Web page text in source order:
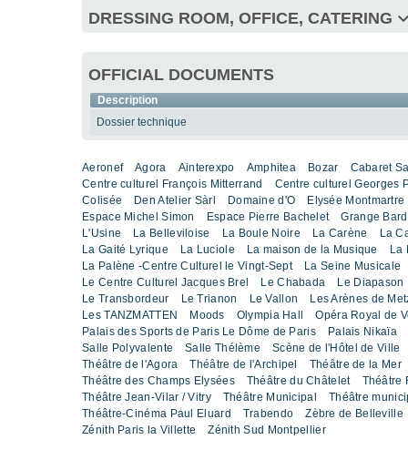
DRESSING ROOM, OFFICE, CATERING
OFFICIAL DOCUMENTS
Description
Dossier technique
Aeronef Agora Ainterexpo Amphitea Bozar
Cabaret
Centre culturel François Mitterrand
Centre culturel Georges
Colisée
Den Atelier Sàrl Domaine d'O
Elysée Montmartre
Espace Michel Simon
Espace Pierre Bachelet
Grange
L'Usine
La Belleviloise La Boule Noire La Carène
La
La Gaité Lyrique
La Luciole La maison de la Musique
La
La Palène -Centre Culturel le Vingt-Sept
La Seine Musicale
Le Centre Culturel Jacques Brel
Le Chabada
Le Diapason
Le Transbordeur
Le Trianon Le Vallon
Les Arènes de
Les TANZMATTEN
Moods Olympia Hall
Opéra Royal de
Palais des Sports de Paris Le Dôme de Paris
Palais Nikaïa
Salle Polyvalente
Salle Thélème
Scène de l'Hôtel de Ville
Théâtre de l'Agora
Théâtre de l'Archipel
Théâtre de la Mer
Théâtre des Champs Elysées
Théâtre du Châtelet
Théâtre
Théâtre Jean-Vilar / Vitry
Théâtre Municipal
Théâtre
Théâtre-Cinéma Paul Eluard
Trabendo
Zèbre de Belleville
Zénith Paris la Villette
Zénith Sud Montpellier